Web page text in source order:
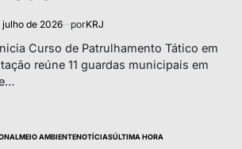
julho de 2026 porKRJ
Curso de Patrulhamento Tático em
reúne 11 guardas municipais em
MEIO AMBIENTENOTÍCIASÚLTIMA HORA